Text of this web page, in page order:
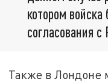
котором
согласования с
Также в Лондоне